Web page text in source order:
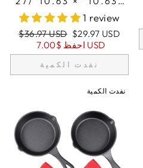
سم × 27 سم)، قابلة
للعكس، مقلاة شواية
ومقلاة مسطحة كومبو
1 review
السعر
العادي
$36.97 USD سعر
البيع
$29.97 USD
احفظ $7.00 USD
نفدت الكمية
نفدت الكمية